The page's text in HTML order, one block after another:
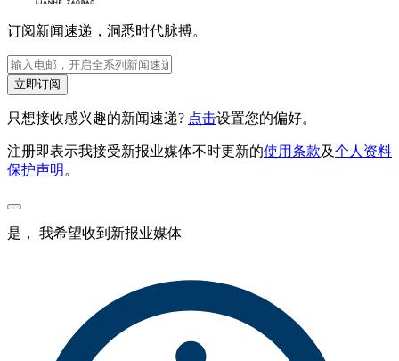
订阅新闻速递，洞悉时代脉搏。
立即订阅
只想接收感兴趣的新闻速递? 点击设置您的偏好。
注册即表示我接受新报业媒体不时更新的使用条款及个人资料
保护声明 。
是， 我希望收到新报业媒体